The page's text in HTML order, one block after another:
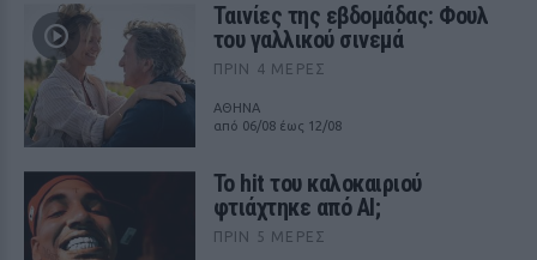
Ταινίες της εβδομάδας: Φουλ
του γαλλικού σινεμά
ΠΡΙΝ 4 ΜΈΡΕΣ
ΑΘΗΝΑ
από 06/08 έως 12/08
Το hit του καλοκαιριού
φτιάχτηκε από AI;
ΠΡΙΝ 5 ΜΈΡΕΣ